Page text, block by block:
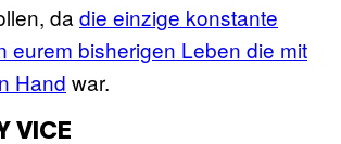
da die einzige konstante
eurem bisherigen Leben die mit
Hand war.
VICE